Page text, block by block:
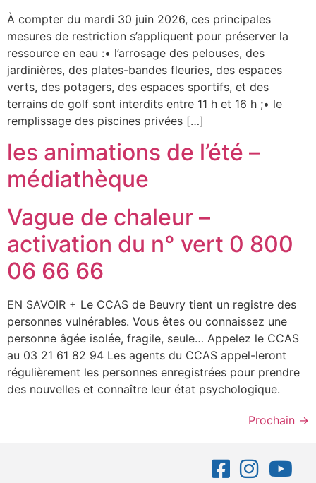
À compter du mardi 30 juin 2026, ces principales
mesures de restriction s’appliquent pour préserver la
ressource en eau :• l’arrosage des pelouses, des
jardinières, des plates-bandes fleuries, des espaces
verts, des potagers, des espaces sportifs, et des
terrains de golf sont interdits entre 11 h et 16 h ;• le
remplissage des piscines privées […]
les animations de l’été –
médiathèque
Vague de chaleur –
activation du n° vert 0 800
06 66 66
EN SAVOIR + Le CCAS de Beuvry tient un registre des
personnes vulnérables. Vous êtes ou connaissez une
personne âgée isolée, fragile, seule… Appelez le CCAS
au 03 21 61 82 94 Les agents du CCAS appel-leront
régulièrement les personnes enregistrées pour prendre
des nouvelles et connaître leur état psychologique.
Prochain →